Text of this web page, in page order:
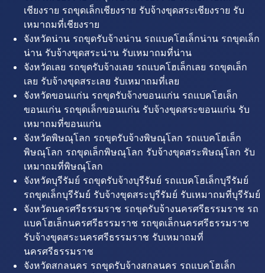
เชียงราย รถขุดเล็กเชียงราย รับจ้างขุดสระเชียงราย รับ
เหมาถมที่เชียงราย
จังหวัดน่าน รถขุดรับจ้างน่าน รถแบคโฮเล็กน่าน รถขุดเล็ก
น่าน รับจ้างขุดสระน่าน รับเหมาถมที่น่าน
จังหวัดเลย รถขุดรับจ้างเลย รถแบคโฮเล็กเลย รถขุดเล็ก
เลย รับจ้างขุดสระเลย รับเหมาถมที่เลย
จังหวัดขอนแก่น รถขุดรับจ้างขอนแก่น รถแบคโฮเล็ก
ขอนแก่น รถขุดเล็กขอนแก่น รับจ้างขุดสระขอนแก่น รับ
เหมาถมที่ขอนแก่น
จังหวัดพิษณุโลก รถขุดรับจ้างพิษณุโลก รถแบคโฮเล็ก
พิษณุโลก รถขุดเล็กพิษณุโลก รับจ้างขุดสระพิษณุโลก รับ
เหมาถมที่พิษณุโลก
จังหวัดบุรีรัมย์ รถขุดรับจ้างบุรีรัมย์ รถแบคโฮเล็กบุรีรัมย์
รถขุดเล็กบุรีรัมย์ รับจ้างขุดสระบุรีรัมย์ รับเหมาถมที่บุรีรัมย์
จังหวัดนครศรีธรรมราช รถขุดรับจ้างนครศรีธรรมราช รถ
แบคโฮเล็กนครศรีธรรมราช รถขุดเล็กนครศรีธรรมราช
รับจ้างขุดสระนครศรีธรรมราช รับเหมาถมที่
นครศรีธรรมราช
จังหวัดสกลนคร รถขุดรับจ้างสกลนคร รถแบคโฮเล็ก